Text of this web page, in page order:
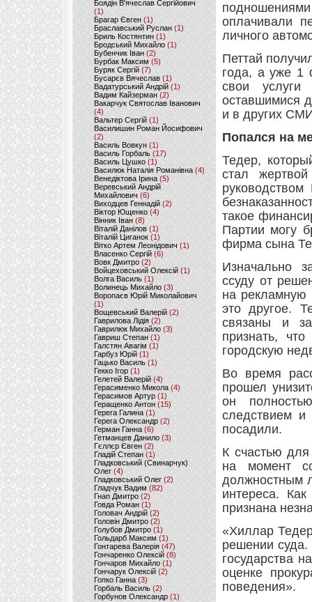
Боядін В'ячеслав Сергійович
(1)
Брагар Євген (1)
Браславський Руслан (1)
Бриль Костянтин (1)
Бродський Михайло (1)
Бубенчик Іван(2)
Бурбак Максим (5)
Буряк Сергій (7)
Бусарєв Вячеслав (1)
Вадатурський Андрій (1)
Вадим Кайзерман (2)
Вакарчук Святослав Іванович
(4)
Вальтер Сергій (1)
Василишин Роман Йосифович
(2)
Василь Вовкун (1)
Василь Горбаль (17)
Василь Цушко (1)
Василюк Наталія Романівна (4)
Венедіктова Ірина(5)
Веревський Андрій
Михайлович (6)
Виходцев Геннадій (2)
Віктор Ющенко (4)
Вінник Іван (8)
Віталій Данілов (1)
Віталій Циганок (1)
Вітко Артем Леонідович(1)
Власенко Сергій (6)
Вовк Дмитро(2)
Войцеховський Олексій(1)
Волга Василь (1)
Волинець Михайло (3)
Воропаєв Юрій Миколайович
(1)
Вощевський Валерій(2)
Гаврилова Лідія (2)
Гаврилюк Михайло (3)
Гавриш Степан (1)
Галстян Авагім (1)
Гарбуз Юрій (1)
Гацько Василь (1)
Гекко Ігор(1)
Гелетей Валерій (4)
Герасименко Микола (4)
Герасимов Артур (1)
Геращенко Антон(15)
Герега Галина (1)
Герега Олександр (2)
Герман Ганна (6)
Гетманцев Данило (3)
Гєллєр Євген (2)
Гладій Степан(1)
Гладковський (Свинарчук)
Олег (4)
Гладковський Олег (2)
Гладчук Вадим (82)
Гнап Дмитро (2)
Говда Роман(1)
Головач Андрій (2)
Головін Дмитро (2)
Голубов Дмитро (1)
Гольдарб Максим(1)
Гонтарева Валерія (47)
Гончаренко Олексій(8)
Гончаров Михайло (1)
Гончарук Олексій (2)
Гопко Ганна (3)
Горбаль Василь (2)
Горбунов Олександр (1)
оплачивали
личного
Петтай
года, а уже 1
свои
оставшимися
и в других
Попался на
Тедер,
стал
такое
Партии могу
фирма сына
Изначально
ссуду от
на рекламную
это другое.
связаны и
признать,
городскую
Во время
прошел
он
следствием
посадили.
К счастью
на момент
должностным
интереса.
признана
«Хиллар
решении
государства
оценке
поведения».